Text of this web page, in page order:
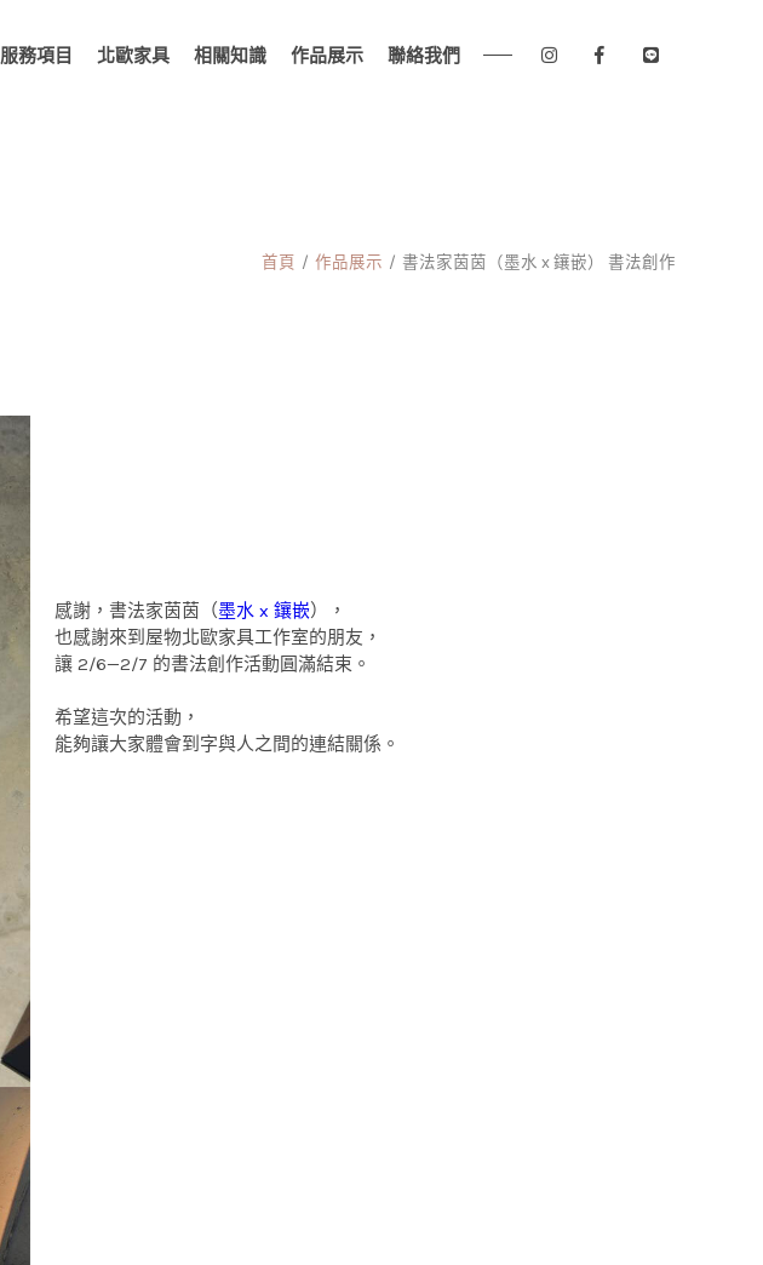
服務項目 北歐家具 相關知識 作品展示 聯絡我們
首頁 作品展示 書法家茵茵（墨水 x 鑲嵌） 書法創作
感謝，書法家茵茵（墨水 x 鑲嵌），
也感謝來到屋物北歐家具工作室的朋友，
讓 2/6—2/7 的書法創作活動圓滿結束。
希望這次的活動，
能夠讓大家體會到字與人之間的連結關係。